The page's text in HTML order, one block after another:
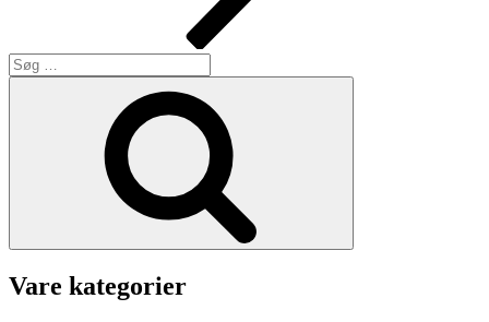
Søg
efter:
Vare kategorier